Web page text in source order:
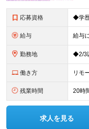
応募資格
給与
勤務地
働き方 リモ
残業時間 20時
求人を見る